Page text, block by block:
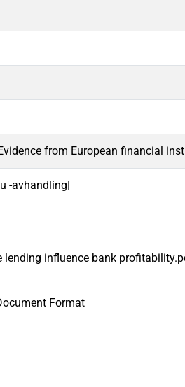
from European financial
-avhandling|
lending influence bank
Format